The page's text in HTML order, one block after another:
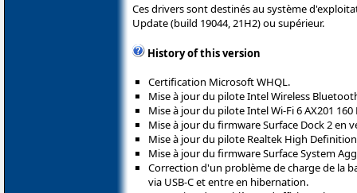
Ces drivers sont destinés au système
Update (build 19044, 21H2) ou supérieur.
History of this version
Certification Microsoft WHQL.
Mise à jour du pilote Intel Wireless
Mise à jour du pilote Intel Wi-Fi 6 AX201
Mise à jour du firmware Surface Dock 2 en
Mise à jour du pilote Realtek High Definition
Mise à jour du firmware Surface System
Correction d'un problème de charge de la
via USB-C et entre en hibernation.